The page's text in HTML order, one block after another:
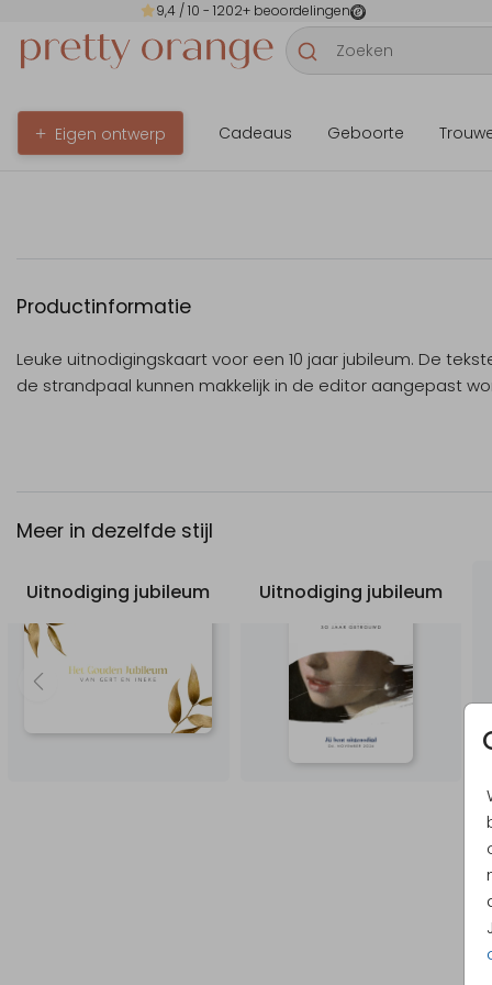
9,4/ 10 - 1202+ beoordelingen
Eigen ontwerp Cadeaus Geboorte
Productinformatie
Leuke uitnodigingskaart voor een 10 jaar jubileum. De
de strandpaal kunnen makkelijk in de editor aangepast
Meer in dezelfde stijl
Uitnodiging jubileum Uitnodiging jubileum